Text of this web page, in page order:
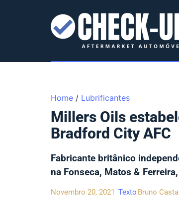
Home / Lubrificantes
Millers Oils
Bradford City AFC
Fabricante britânico
na Fonseca, Matos &
Novembro 20, 2021 Texto Bruno